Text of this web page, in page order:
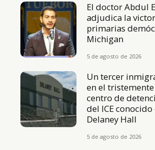
El doctor Abdul
adjudica la
primarias
Michigan
5 de agosto de 2026
Un tercer
en el
centro de
del ICE
Delaney Hall
5 de agosto de 2026